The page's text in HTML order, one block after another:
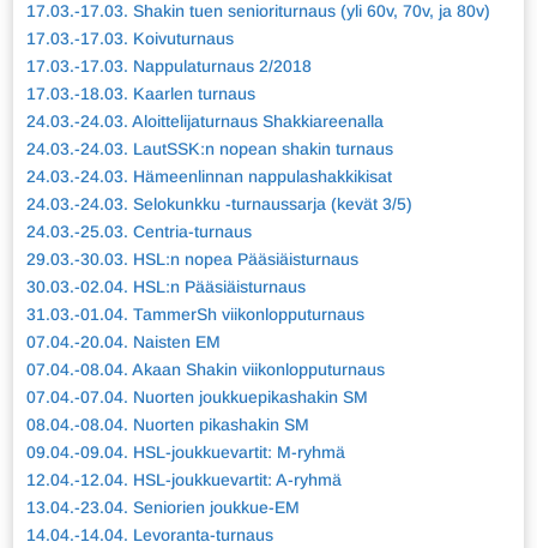
17.03.-17.03. Shakin tuen senioriturnaus (yli 60v, 70v, ja 80v)
17.03.-17.03. Koivuturnaus
17.03.-17.03. Nappulaturnaus 2/2018
17.03.-18.03. Kaarlen turnaus
24.03.-24.03. Aloittelijaturnaus Shakkiareenalla
24.03.-24.03. LautSSK:n nopean shakin turnaus
24.03.-24.03. Hämeenlinnan nappulashakkikisat
24.03.-24.03. Selokunkku -turnaussarja (kevät 3/5)
24.03.-25.03. Centria-turnaus
29.03.-30.03. HSL:n nopea Pääsiäisturnaus
30.03.-02.04. HSL:n Pääsiäisturnaus
31.03.-01.04. TammerSh viikonlopputurnaus
07.04.-20.04. Naisten EM
07.04.-08.04. Akaan Shakin viikonlopputurnaus
07.04.-07.04. Nuorten joukkuepikashakin SM
08.04.-08.04. Nuorten pikashakin SM
09.04.-09.04. HSL-joukkuevartit: M-ryhmä
12.04.-12.04. HSL-joukkuevartit: A-ryhmä
13.04.-23.04. Seniorien joukkue-EM
14.04.-14.04. Levoranta-turnaus